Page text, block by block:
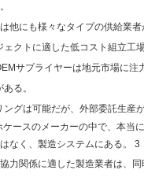
他にも様々なタイプの供給業者
ェクトに適した低コスト組立工
サプライヤーは地元市場に注
る。
ングは可能だが、外部委託生産
力関係に適した製造業者は、